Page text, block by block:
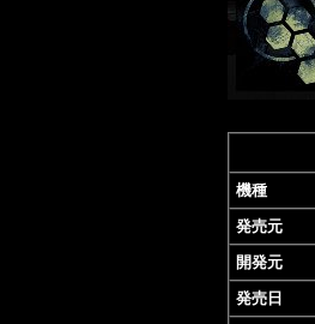
機種
発売元
開発元
発売日